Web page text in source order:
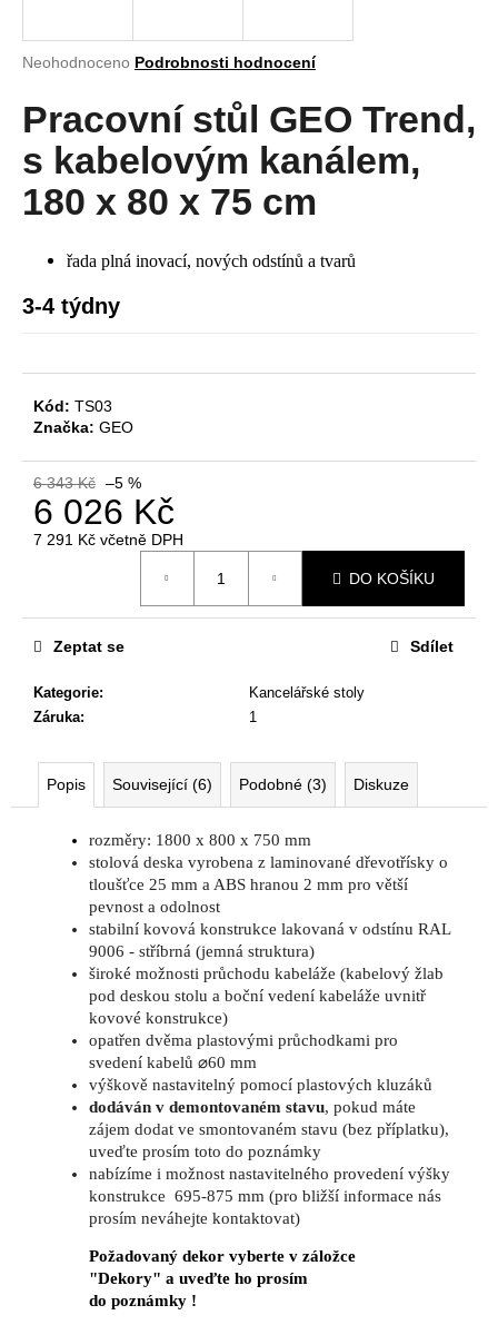
Průměrné
produktu
je
z
5
hvězdiček.
Neohodnoceno Podrobnosti hodnocení
Pracovní stůl GEO Trend,
s kabelovým kanálem,
180 x 80 x 75 cm
řada plná inovací, nových odstínů a tvarů
3-4 týdny
Kód: TS03
Značka: GEO
6 343 Kč –5 %
6 026 Kč
7 291 Kč včetně DPH
DO KOŠÍKU
Kategorie:
Kancelářské stoly
Záruka: 1
Zeptat se Sdílet
Popis Související (6) Podobné (3) Diskuze
rozměry: 1800 x 800 x 750 mm
stolová deska vyrobena z laminované dřevotřísky o
tloušťce 25 mm a ABS hranou 2 mm pro větší
pevnost a odolnost
stabilní kovová konstrukce lakovaná v odstínu RAL
9006 - stříbrná (jemná struktura)
široké možnosti průchodu kabeláže (kabelový žlab
pod deskou stolu a boční vedení kabeláže uvnitř
kovové konstrukce)
opatřen dvěma plastovými průchodkami pro
svedení kabelů ⌀60 mm
výškově nastavitelný pomocí plastových kluzáků
dodáván v demontovaném stavu, pokud máte
zájem dodat ve smontovaném stavu (bez příplatku),
uveďte prosím toto do poznámky
nabízíme i možnost nastavitelného provedení výšky
konstrukce 695-875 mm (pro bližší informace nás
prosím neváhejte kontaktovat)
Požadovaný dekor vyberte v záložce
"Dekory" a uveďte ho prosím
do poznámky !
j
t
HLEDAT
o
p
o
u
e
KANCELÁŘSKÁ
ŽIDLE
ACCIS
996
Kč